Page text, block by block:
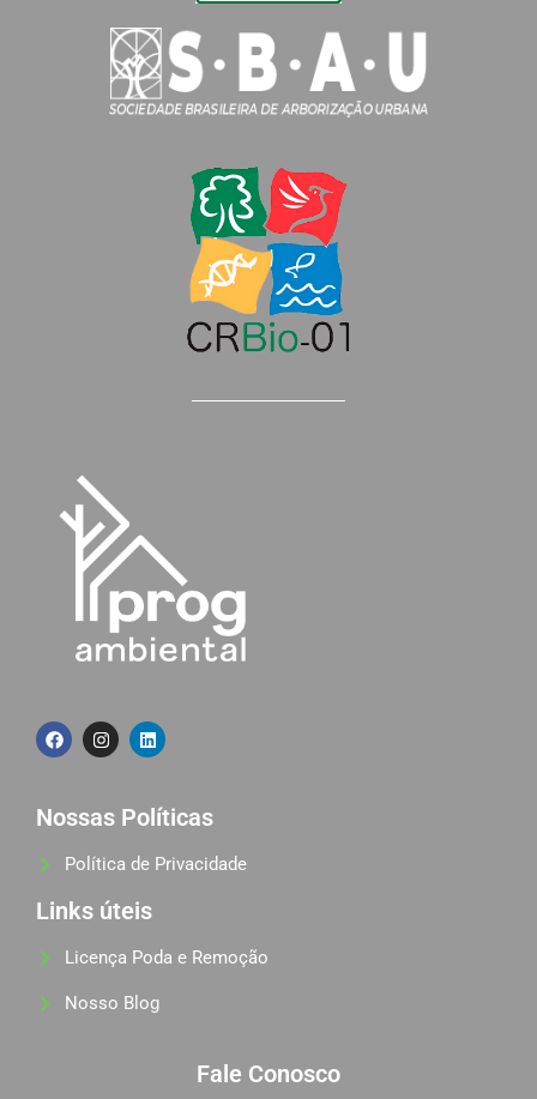
Nossas Políticas
Política de Privacidade
Links úteis
Licença Poda e Remoção
Nosso Blog
Fale Conosco